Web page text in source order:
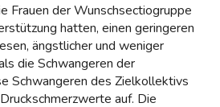
Frauen der Wunschsectiogruppe
hatten, einen geringeren
ängstlicher und weniger
die Schwangeren der
Schwangeren des Zielkollektivs
auf. Die